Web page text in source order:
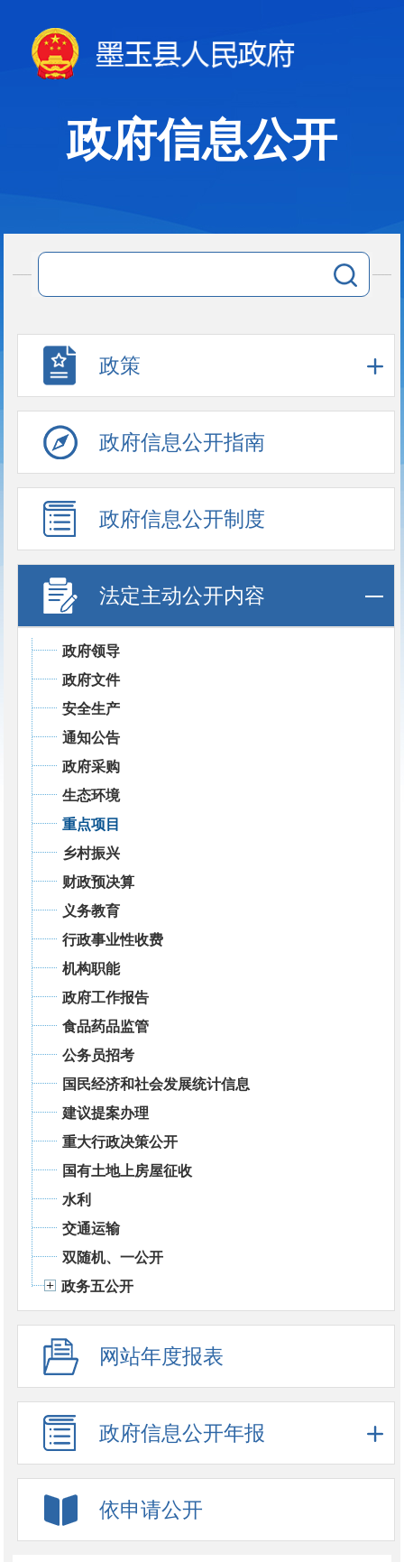
政府信息公开
政策
政府信息公开指南
政府信息公开制度
法定主动公开内容
政府领导
政府文件
安全生产
通知公告
政府采购
生态环境
重点项目
乡村振兴
财政预决算
义务教育
行政事业性收费
机构职能
政府工作报告
食品药品监管
公务员招考
国民经济和社会发展统计信息
建议提案办理
重大行政决策公开
国有土地上房屋征收
水利
交通运输
双随机、一公开
政务五公开
网站年度报表
政府信息公开年报
依申请公开